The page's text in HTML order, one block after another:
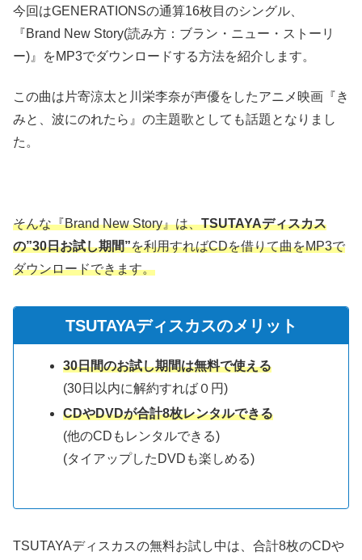
今回はGENERATIONSの通算16枚目のシングル、
『Brand New Story(読み方：ブラン・ニュー・ストーリ
ー)』をMP3でダウンロードする方法を紹介します。
この曲は片寄涼太と川栄李奈が声優をしたアニメ映画『き
みと、波にのれたら』の主題歌としても話題となりまし
た。
そんな『Brand New Story』は、TSUTAYAディスカス
の”30日お試し期間”を利用すればCDを借りて曲をMP3で
ダウンロードできます。
TSUTAYAディスカスのメリット
30日間のお試し期間は無料で使える
(30日以内に解約すれば０円)
CDやDVDが合計8枚レンタルできる
(他のCDもレンタルできる)
(タイアップしたDVDも楽しめる)
TSUTAYAディスカスの無料お試し中は、合計8枚のCDや